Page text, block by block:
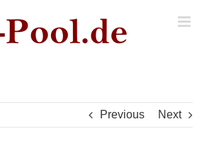
Previous Next